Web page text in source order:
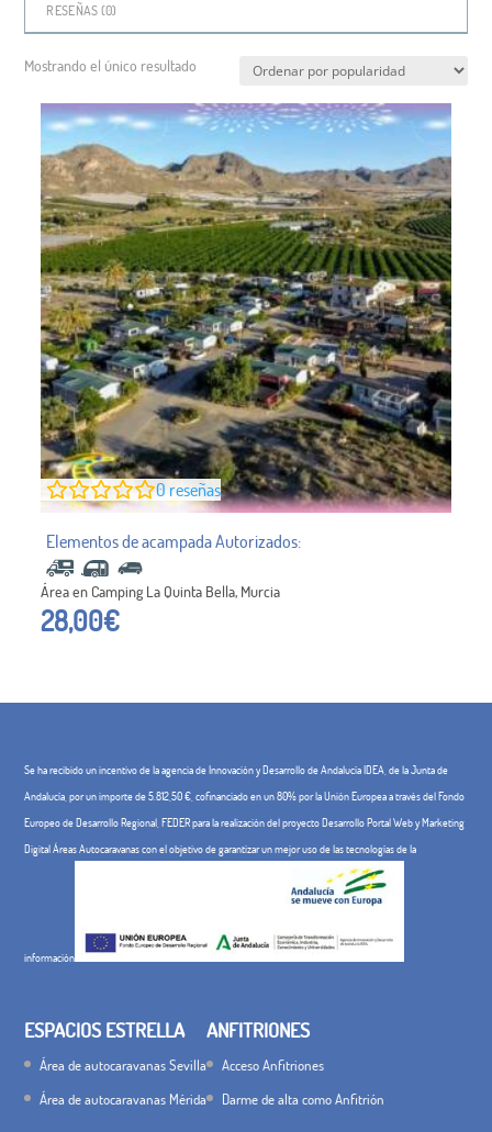
RESEÑAS (0)
Mostrando el único resultado
0 reseñas
Área en Camping La Quinta Bella, Murcia
28,00€
Se ha recibido un incentivo de la agencia de Innovación y Desarrollo de Andalucía IDEA, de la Junta de
Andalucía, por un importe de 5.812,50 €, cofinanciado en un 80% por la Unión Europea a través del Fondo
Europeo de Desarrollo Regional, FEDER para la realización del proyecto Desarrollo Portal Web y Marketing
Digital Áreas Autocaravanas con el objetivo de garantizar un mejor uso de las tecnologías de la
información
ESPACIOS ESTRELLA
Área de autocaravanas Sevilla
Área de autocaravanas Mérida
ANFITRIONES
Acceso Anfitriones
Darme de alta como Anfitrión